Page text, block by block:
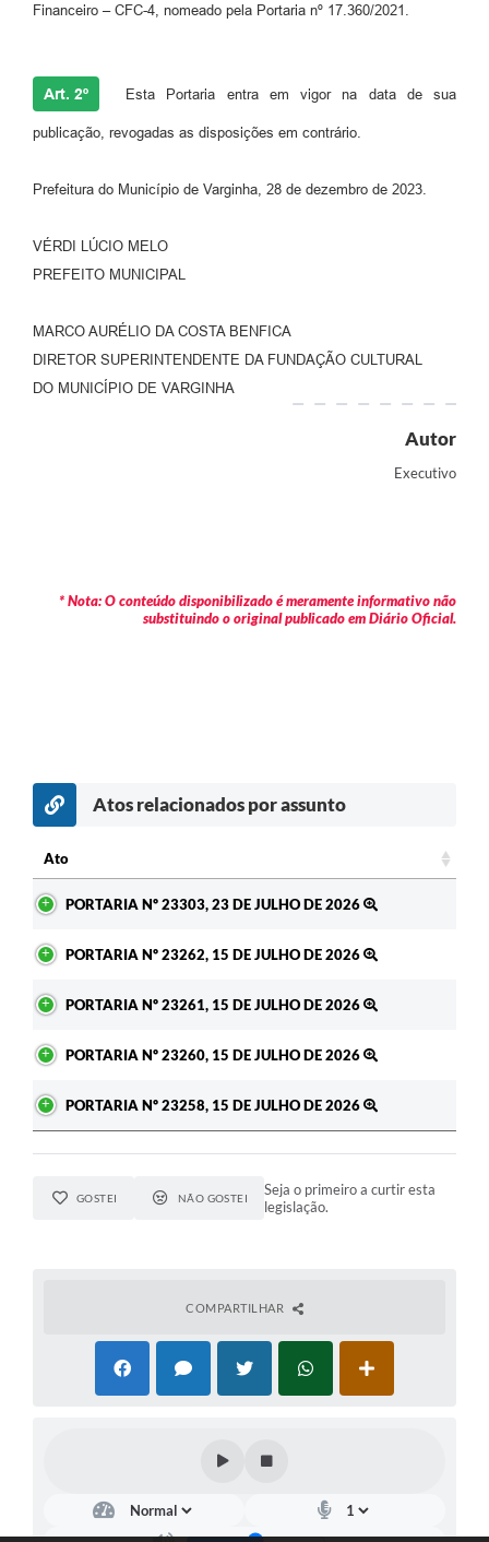
Financeiro – CFC-4, nomeado pela Portaria nº 17.360/2021.
Art. 2º Esta Portaria entra em vigor na data de sua
publicação, revogadas as disposições em contrário.
Prefeitura do Município de Varginha, 28 de dezembro de 2023.
VÉRDI LÚCIO MELO
PREFEITO MUNICIPAL
MARCO AURÉLIO DA COSTA BENFICA
DIRETOR SUPERINTENDENTE DA FUNDAÇÃO CULTURAL
DO MUNICÍPIO DE VARGINHA
Autor
Executivo
* Nota: O conteúdo disponibilizado é meramente informativo não
substituindo o original publicado em Diário Oficial.
Atos relacionados por assunto
Ato
PORTARIA Nº 23303, 23 DE JULHO DE 2026
PORTARIA Nº 23262, 15 DE JULHO DE 2026
PORTARIA Nº 23261, 15 DE JULHO DE 2026
PORTARIA Nº 23260, 15 DE JULHO DE 2026
PORTARIA Nº 23258, 15 DE JULHO DE 2026
GOSTEI NÃO GOSTEI
Seja o primeiro a curtir esta
legislação.
COMPARTILHAR